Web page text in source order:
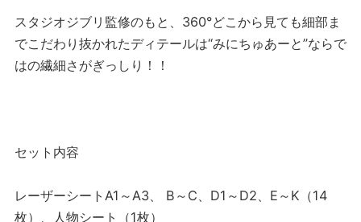
スタジオジブリ監修のもと、360°どこから見ても細部ま
でこだわり抜かれたディテールは“みにちゅあーと”ならで
はの繊細さがぎっしり！！
セット内容
レーザーシートA1～A3、 B～C、D1～D2、E～K（14
枚）、人物シート（1枚）